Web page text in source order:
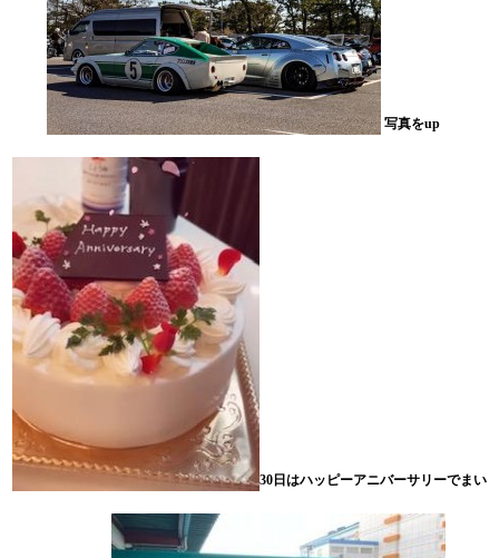
写真をup
30日はハッピーアニバーサリーでまい